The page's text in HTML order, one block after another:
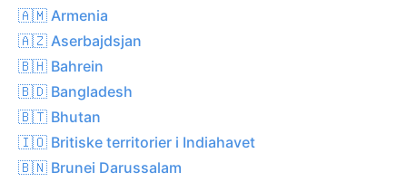
🇦🇲 Armenia
🇦🇿 Aserbajdsjan
🇧🇭 Bahrein
🇧🇩 Bangladesh
🇧🇹 Bhutan
🇮🇴 Britiske territorier i Indiahavet
🇧🇳 Brunei Darussalam